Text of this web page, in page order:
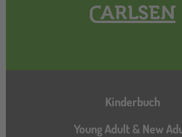
Hauptnavigation
Kinderbuch
Young Adult & New